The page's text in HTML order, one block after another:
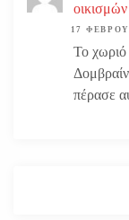
17
Το χωριό
πέρασε